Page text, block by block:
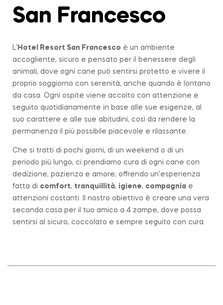
San Francesco
L’ Hotel Resort San Francesco è un ambiente
accogliente, sicuro e pensato per il benessere degli
animali, dove ogni cane può sentirsi protetto e vivere il
proprio soggiorno con serenità, anche quando è lontano
da casa. Ogni ospite viene accolto con attenzione e
seguito quotidianamente in base alle sue esigenze, al
suo carattere e alle sue abitudini, così da rendere la
permanenza il più possibile piacevole e rilassante.
Che si tratti di pochi giorni, di un weekend o di un
periodo più lungo, ci prendiamo cura di ogni cane con
dedizione, pazienza e amore, offrendo un’esperienza
fatta di comfort, tranquillità, igiene, compagnia e
attenzioni costanti. Il nostro obiettivo è creare una vera
seconda casa per il tuo amico a 4 zampe, dove possa
sentirsi al sicuro, coccolato e sempre seguito con cura.